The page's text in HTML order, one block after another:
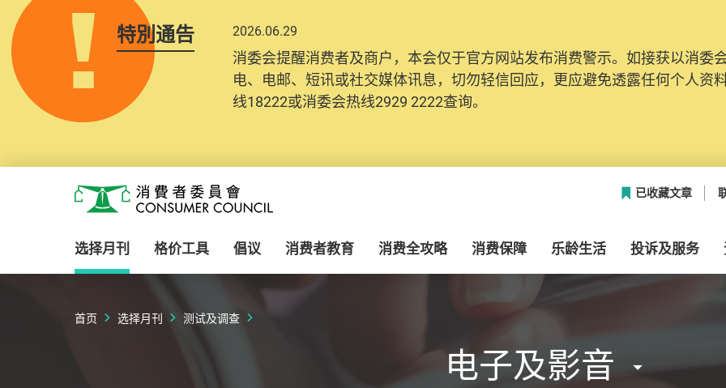
特別通告 2026.06.29
消委会提醒消费者及商户，本会仅于官方网站发布消费警示。如接获以消委
电、电邮、短讯或社交媒体讯息，切勿轻信回应，更应避免透露任何个人资
线18222或消委会热线2929 2222查询。
消费者委员会
已收藏文章
选择月刊 格价工具 倡议 消费者教育 消费全攻略 消费保障 乐龄生活 投诉及服务
首页 选择月刊 测试及调查
电子及影音